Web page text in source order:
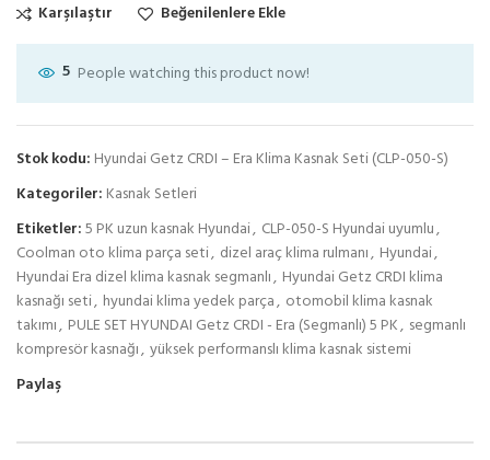
Karşılaştır Beğenilenlere Ekle
5 People watching this product now!
Stok kodu: Hyundai Getz CRDI – Era Klima Kasnak Seti (CLP-050-S)
Kategoriler: Kasnak Setleri
Etiketler:5 PK uzun kasnak Hyundai, CLP-050-S Hyundai uyumlu,
Coolman oto klima parça seti, dizel araç klima rulmanı, Hyundai,
Hyundai Era dizel klima kasnak segmanlı, Hyundai Getz CRDI klima
kasnağı seti, hyundai klima yedek parça, otomobil klima kasnak
takımı, PULE SET HYUNDAI Getz CRDI - Era (Segmanlı) 5 PK, segmanlı
kompresör kasnağı, yüksek performanslı klima kasnak sistemi
Paylaş